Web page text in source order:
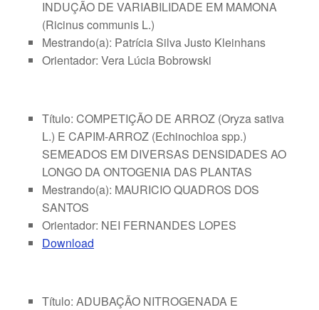
INDUÇÃO DE VARIABILIDADE EM MAMONA
(Ricinus communis L.)
Mestrando(a): Patrícia Silva Justo Kleinhans
Orientador: Vera Lúcia Bobrowski
Título: COMPETIÇÃO DE ARROZ (Oryza sativa
L.) E CAPIM-ARROZ (Echinochloa spp.)
SEMEADOS EM DIVERSAS DENSIDADES AO
LONGO DA ONTOGENIA DAS PLANTAS
Mestrando(a): MAURICIO QUADROS DOS
SANTOS
Orientador: NEI FERNANDES LOPES
Download
Título: ADUBAÇÃO NITROGENADA E